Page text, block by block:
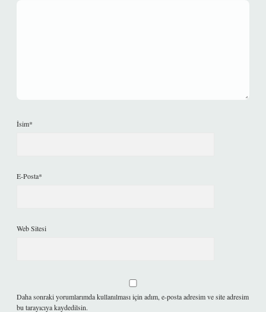
İsim*
E-Posta*
Web Sitesi
Daha sonraki yorumlarımda kullanılması için adım, e-posta adresim ve site adresim
bu tarayıcıya kaydedilsin.